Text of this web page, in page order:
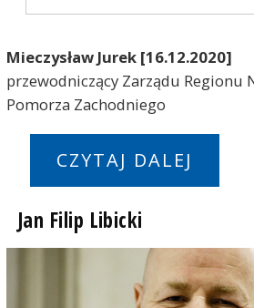
Mieczysław Jurek [16.12.2020]
przewodniczący Zarządu Regionu
Pomorza Zachodniego
CZYTAJ DALEJ
Jan Filip Libicki